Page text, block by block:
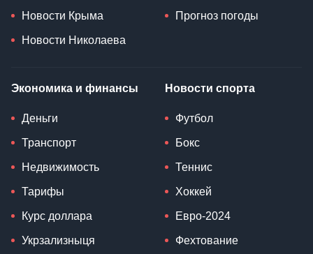
Новости Крыма
Новости Николаева
Прогноз погоды
Экономика и финансы
Деньги
Транспорт
Недвижимость
Тарифы
Курс доллара
Укрзализныця
Новости спорта
Футбол
Бокс
Теннис
Хоккей
Евро-2024
Фехтование